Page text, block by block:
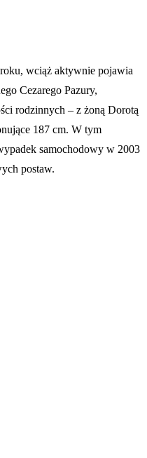
wciąż aktywnie pojawia
Cezarego Pazury,
rodzinnych – z żoną Dorotą
187 cm. W tym
samochodowy w 2003
postaw.